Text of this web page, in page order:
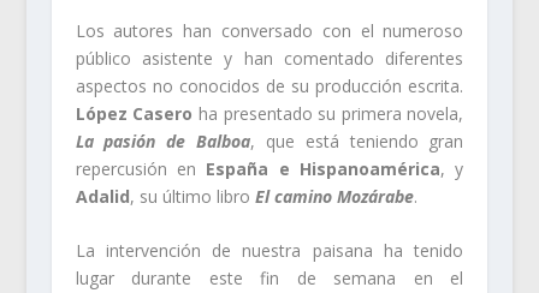
Los autores han conversado con el numeroso
público asistente y han comentado diferentes
aspectos no conocidos de su producción escrita.
López Casero ha presentado su primera novela,
La pasión de Balboa, que está teniendo gran
repercusión en España e Hispanoamérica, y
Adalid, su último libro El camino Mozárabe.
La intervención de nuestra paisana ha tenido
lugar durante este fin de semana en el